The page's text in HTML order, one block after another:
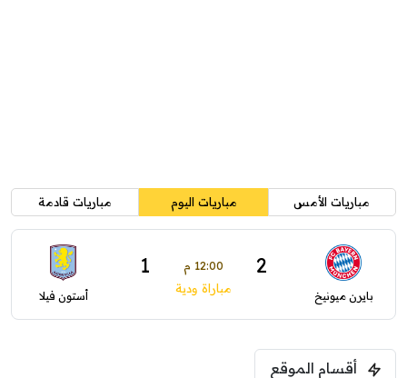
مباريات الأمس مباريات اليوم مباريات قادمة
بايرن ميونيخ
2 12:00 م 1
مباراة ودية أستون فيلا
أقسام الموقع